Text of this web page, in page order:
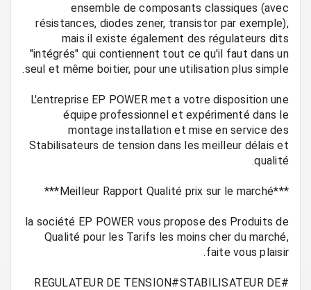
ensemble de composants classiques (avec
résistances, diodes zener, transistor par exemple),
mais il existe également des régulateurs dits
"intégrés" qui contiennent tout ce qu'il faut dans un
L'entreprise EP POWER met a votre disposition une
équipe professionnel et expérimenté dans le
montage installation et mise en service des
Stabilisateurs de tension dans les meilleur délais et
la société EP POWER vous propose des Produits de
Qualité pour les Tarifs les moins cher du marché,
#REGULATEUR DE TENSION#STABILISATEUR DE